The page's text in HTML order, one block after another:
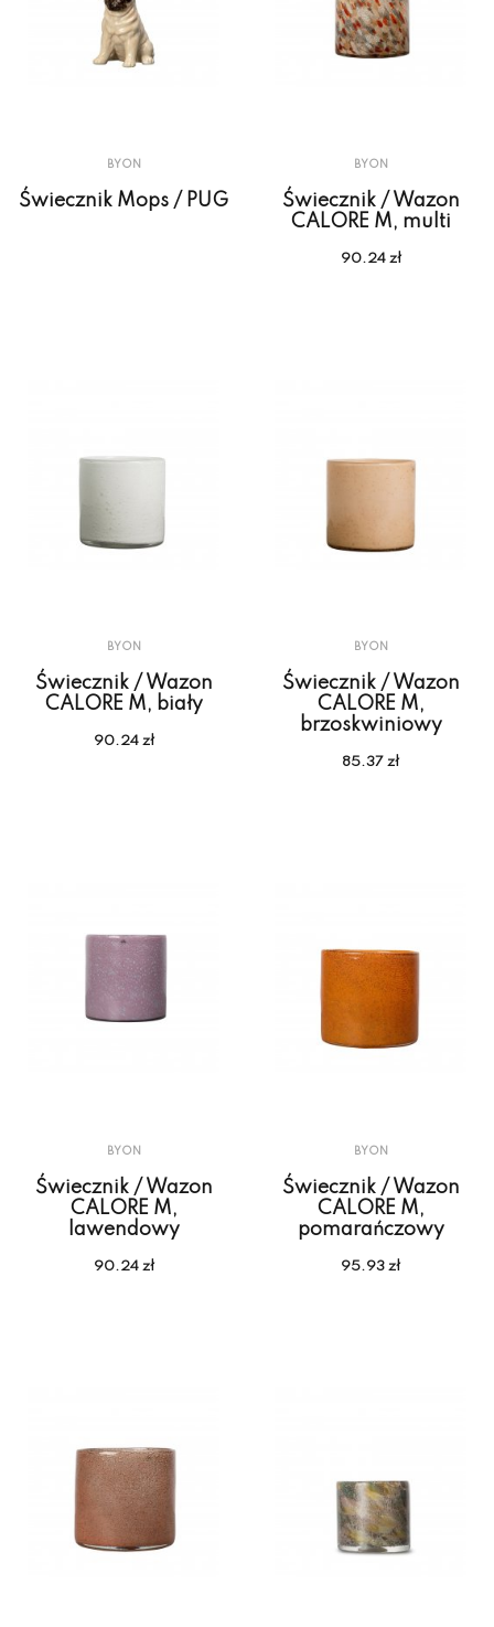
BYON
Świecznik Mops / PUG
BYON
Świecznik / Wazon
CALORE M, multi
90.24 zł
BYON
Świecznik / Wazon
CALORE M, biały
90.24 zł
BYON
Świecznik / Wazon
CALORE M,
brzoskwiniowy
85.37 zł
BYON
Świecznik / Wazon
CALORE M,
lawendowy
90.24 zł
BYON
Świecznik / Wazon
CALORE M,
pomarańczowy
95.93 zł